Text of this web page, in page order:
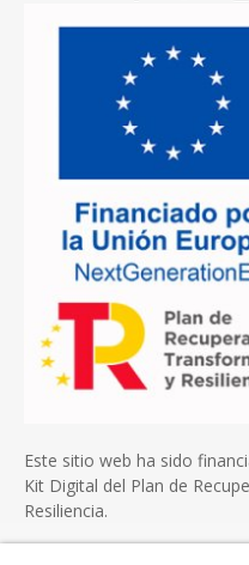
Este sitio web ha sido
Kit Digital del Plan de
Resiliencia.